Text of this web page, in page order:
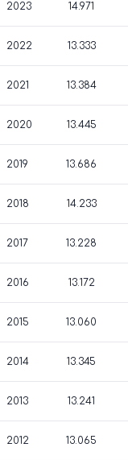
2023 14.971
2022 13.333
2021 13.384
2020 13.445
2019 13.686
2018 14.233
2017 13.228
2016 13.172
2015 13.060
2014 13.345
2013 13.241
2012 13.065